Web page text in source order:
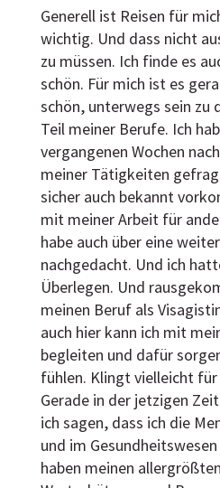
Generell ist Reisen für
wichtig. Und dass nicht
zu müssen. Ich finde es
schön. Für mich ist es
schön, unterwegs sein zu
Teil meiner Berufe. Ich
vergangenen Wochen
meiner Tätigkeiten
sicher auch bekannt
mit meiner Arbeit für
habe auch über eine
nachgedacht. Und ich
Überlegen. Und
meinen Beruf als
auch hier kann ich mit
begleiten und dafür
fühlen. Klingt vielleicht für
Gerade in der jetzigen
ich sagen, dass ich die
und im
haben meinen